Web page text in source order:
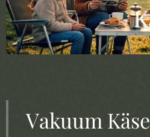
Vakuum Käse